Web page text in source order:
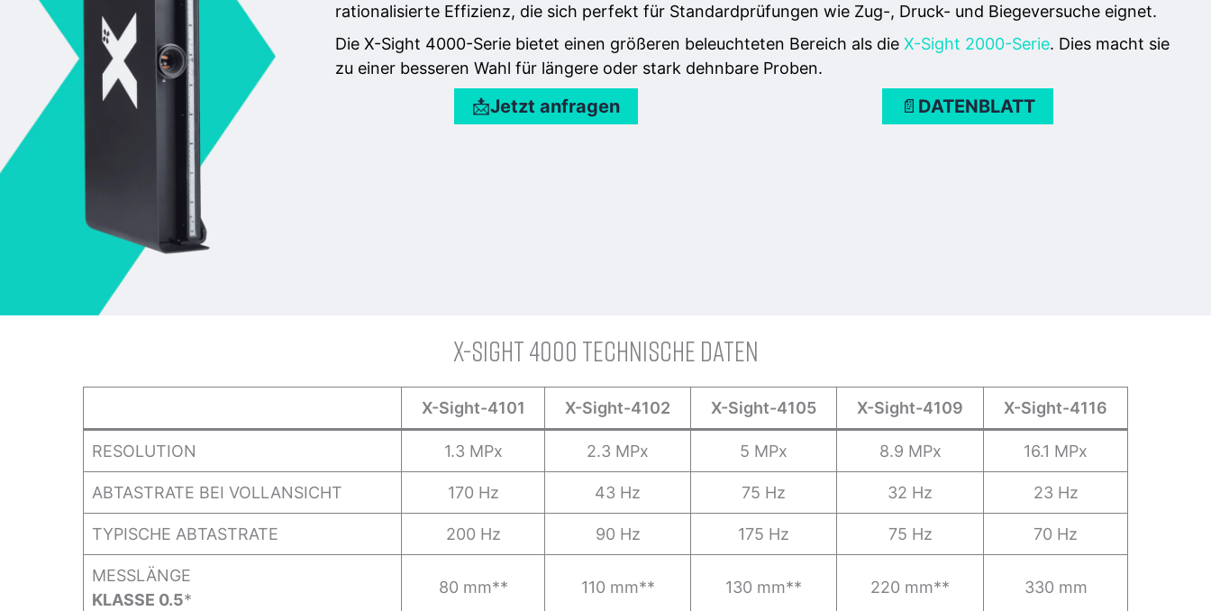
rationalisierte Effizienz, die sich perfekt für Standardprüfungen wie Zug-, Druck- und Biegeversuche eignet.
Die X-Sight 4000-Serie bietet einen größeren beleuchteten Bereich als die X-Sight 2000-Serie. Dies macht sie
zu einer besseren Wahl für längere oder stark dehnbare Proben.
📩Jetzt anfragen 📄 DATENBLATT
X-SIGHT 4000 TECHNISCHE DATEN
X-Sight-4101 X-Sight-4102 X-Sight-4105 X-Sight-4109 X-Sight-4116
RESOLUTION 1.3 MPx 2.3 MPx 5 MPx 8.9 MPx 16.1 MPx
ABTASTRATE BEI VOLLANSICHT 170 Hz 43 Hz 75 Hz 32 Hz 23 Hz
TYPISCHE ABTASTRATE 200 Hz 90 Hz 175 Hz 75 Hz 70 Hz
MESSLÄNGE
KLASSE 0.5*
80 mm** 110 mm** 130 mm** 220 mm** 330 mm